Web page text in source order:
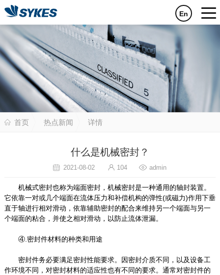
En
首页 热点新闻 详情
什么是机械密封？
2021-08-02 104 admin
机械式密封也称为端面密封，机械密封是一种通用的轴封装置。
它依靠一对或几个端面在流体压力和补偿机构的弹性(或磁力)作用下垂
直于轴进行相对滑动，依靠辅助密封的配合来维持另一个端面与另一
个端面的粘合，并使之相对滑动，以防止流体泄漏。
④.密封件材料的种类和用途
密封件务必要满足密封性能要求。因密封介质不同，以及设备工
作环境不同，对密封材料的适应性也有不同的要求。通常对密封件的